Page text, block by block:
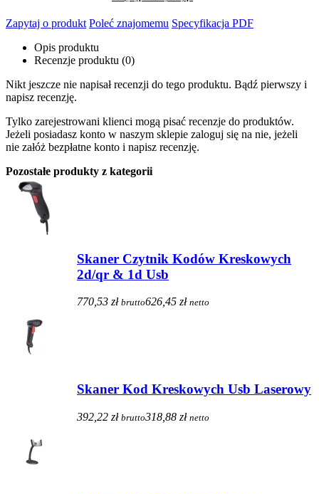
Zapytaj o produkt Poleć znajomemu Specyfikacja PDF
Opis produktu
Recenzje produktu (0)
Nikt jeszcze nie napisał recenzji do tego produktu. Bądź pierwszy i
napisz recenzję.
Tylko zarejestrowani klienci mogą pisać recenzje do produktów.
Jeżeli posiadasz konto w naszym sklepie zaloguj się na nie, jeżeli
nie załóż bezpłatne konto i napisz recenzję.
Pozostałe produkty z kategorii
Skaner Czytnik Kodów Kreskowych
2d/qr & 1d Usb
770,53 zł brutto626,45 zł netto
Skaner Kod Kreskowych Usb Laserowy
392,22 zł brutto318,88 zł netto